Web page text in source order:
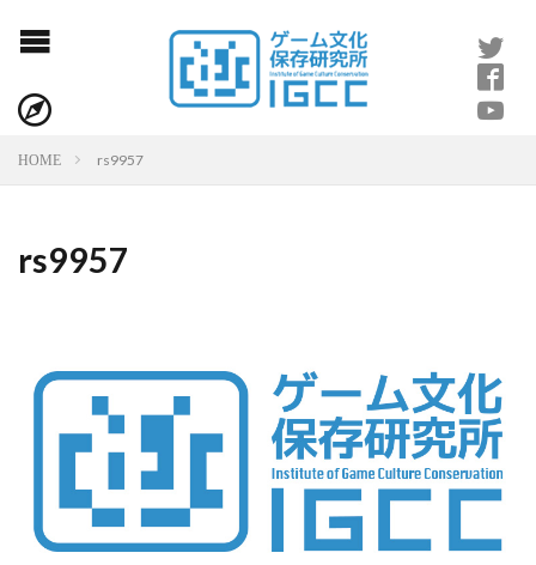
HOME rs9957
rs9957